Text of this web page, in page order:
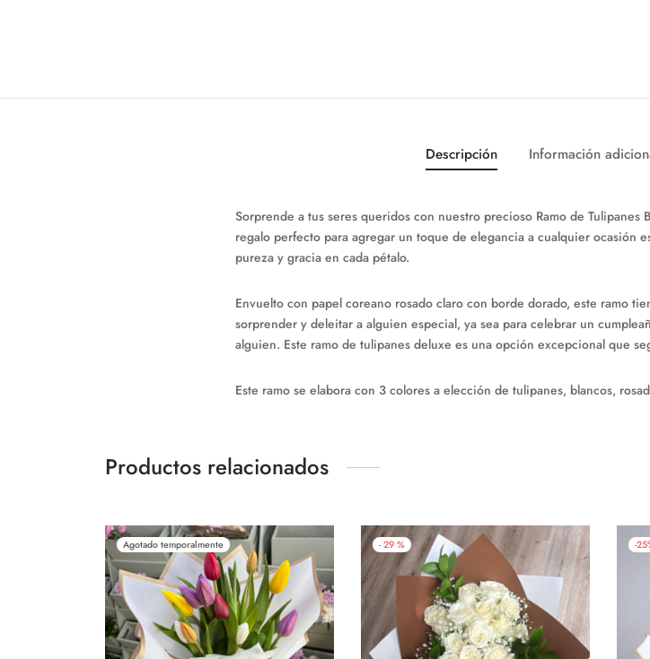
Descripción Información
Sorprende a tus seres queridos con nuestro precioso Ramo de Tulipanes
regalo perfecto para agregar un toque de elegancia a cualquier ocasión
pureza y gracia en cada pétalo.
Envuelto con papel coreano rosado claro con borde dorado, este ramo
sorprender y deleitar a alguien especial, ya sea para celebrar un
alguien. Este ramo de tulipanes deluxe es una opción excepcional que
Este ramo se elabora con 3 colores a elección de tulipanes, blancos,
Productos relacionados
Agotado temporalmente - 29 % -25